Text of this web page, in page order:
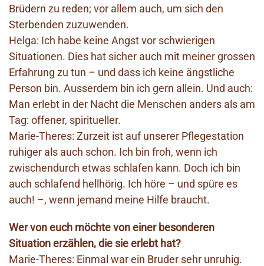
Brüdern zu reden; vor allem auch, um sich den
Sterbenden zuzuwenden.
Helga: Ich habe keine Angst vor schwierigen
Situationen. Dies hat sicher auch mit meiner grossen
Erfahrung zu tun – und dass ich keine ängstliche
Person bin. Ausserdem bin ich gern allein. Und auch:
Man erlebt in der Nacht die Menschen anders als am
Tag: offener, spiritueller.
Marie-Theres: Zurzeit ist auf unserer Pflegestation
ruhiger als auch schon. Ich bin froh, wenn ich
zwischendurch etwas schlafen kann. Doch ich bin
auch schlafend hellhörig. Ich höre – und spüre es
auch! –, wenn jemand meine Hilfe braucht.
Wer von euch möchte von einer besonderen
Situation erzählen, die sie erlebt hat?
Marie-Theres: Einmal war ein Bruder sehr unruhig.